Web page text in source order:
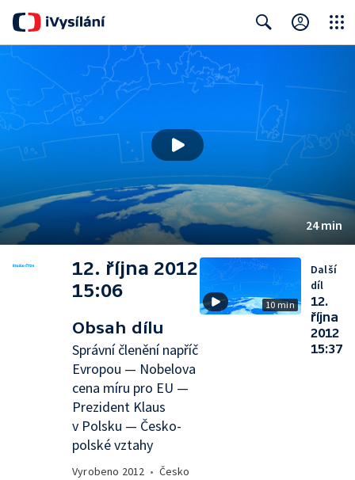
24 min
12. října 2012
15:06
Obsah dílu
Správní členění napříč
Evropou — Nobelova
cena míru pro EU —
Prezident Klaus
v Polsku — Česko-
polské vztahy
Vyrobeno 2012 • Česko
10 min
Další
díl
12.
října
2012
15:37